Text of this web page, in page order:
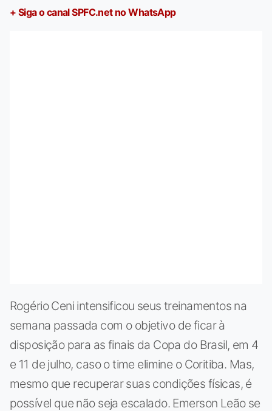
+ Siga o canal SPFC.net no WhatsApp
Rogério Ceni intensificou seus treinamentos na
semana passada com o objetivo de ficar à
disposição para as finais da Copa do Brasil, em 4
e 11 de julho, caso o time elimine o Coritiba. Mas,
mesmo que recuperar suas condições físicas, é
possível que não seja escalado. Emerson Leão se